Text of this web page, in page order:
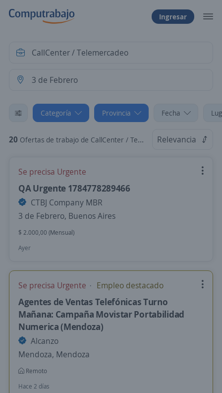
Ingresar
Categoría Provincia Fecha
20 Ofertas de trabajo de CallCenter / Telemercadeo en 3 de Febrero, Buenos Aires Relevancia
Se precisa Urgente
QA Urgente 1784778289466
CTBJ Company MBR
3 de Febrero, Buenos Aires
$ 2.000,00 (Mensual)
Ayer
Se precisa Urgente Empleo destacado
Agentes de Ventas Telefónicas Turno
Mañana: Campaña Movistar Portabilidad
Numerica (Mendoza)
Alcanzo
Mendoza, Mendoza
Remoto
Hace 2 días